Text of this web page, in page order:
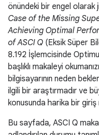
önündeki bir engel olarak
Case of the Missing
Achieving Optimal
of ASCI Q (Eksik Süper
8.192 İşlemcisinde
başlıklı makaleyi
bilgisayarının neden
ilgili bir araştırmadır ve
konusunda harika bir giriş
Bu sayfada, ASCI Q